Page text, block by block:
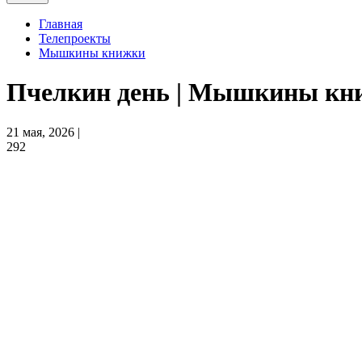
Главная
Телепроекты
Мышкины книжки
Пчелкин день | Мышкины
21 мая, 2026 |
292